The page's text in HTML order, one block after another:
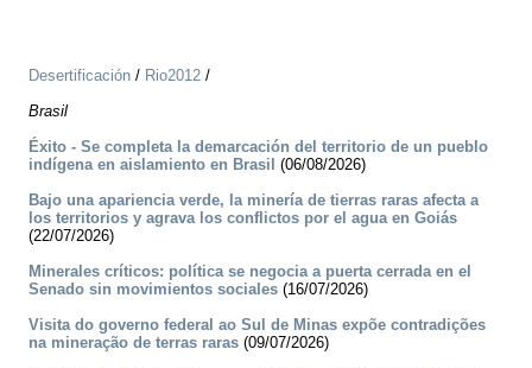
Desertificación / Rio2012 /
Brasil
Éxito - Se completa la demarcación del territorio de un pueblo
indígena en aislamiento en Brasil (06/08/2026)
Bajo una apariencia verde, la minería de tierras raras afecta a
los territorios y agrava los conflictos por el agua en Goiás
(22/07/2026)
Minerales críticos: política se negocia a puerta cerrada en el
Senado sin movimientos sociales (16/07/2026)
Visita do governo federal ao Sul de Minas expõe contradições
na mineração de terras raras (09/07/2026)